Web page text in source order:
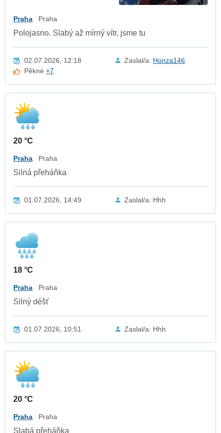
Praha Praha
Polojasno. Slabý až mírný vítr, jsme tu
02.07.2026, 12:18 Zaslal/a: Honza146
Pěkné+7
20 °C
Praha Praha
Silná přeháňka
01.07.2026, 14:49 Zaslal/a: Hhh
18 °C
Praha Praha
Silný déšť
01.07.2026, 10:51 Zaslal/a: Hhh
20 °C
Praha Praha
Slabá přeháňka